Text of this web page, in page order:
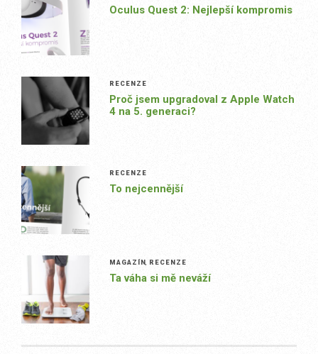
Oculus Quest 2: Nejlepší kompromis
RECENZE
Proč jsem upgradoval z Apple Watch
4 na 5. generaci?
RECENZE
To nejcennější
MAGAZÍN RECENZE
Ta váha si mě neváží